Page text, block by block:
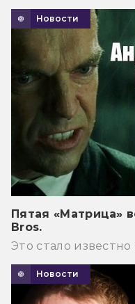
Новости
Пятая «Матрица»
Bros.
Это стало
Новости